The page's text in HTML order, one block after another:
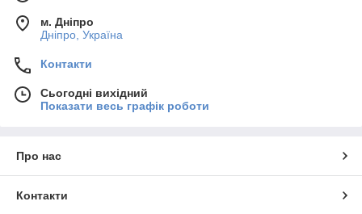
м. Дніпро
Дніпро, Україна
Контакти
Сьогодні вихідний
Показати весь графік роботи
Про нас
Контакти